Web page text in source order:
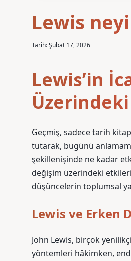
Lewis
Tarih: Şubat 17, 2026
Lewis’in
Geçmiş, sadece tarih
tutarak, bugünü
şekillenişinde ne kadar
değişim üzerindeki
düşüncelerin toplumsal
Lewis ve Erken
John Lewis, birçok
yöntemleri hâkimken,